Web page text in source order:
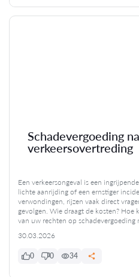
Schadevergoeding na
verkeersovertreding
Een verkeersongeval is een
lichte aanrijding of een ernstiger
verwondingen, rijzen vaak direct
gevolgen. Wie draagt de kosten?
van uw rechten op schadevergoeding
30.03.2026
0 0 34